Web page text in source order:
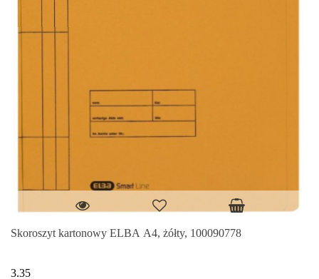
Skoroszyt kartonowy ELBA A4, żółty, 100090778
3.35